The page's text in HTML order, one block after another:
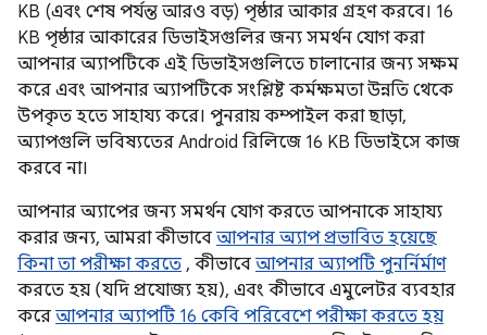
KB (এবং শেষ পর্যন্ত আরও বড়) পৃষ্ঠার আকার গ্রহণ করবে। 16
KB পৃষ্ঠার আকারের ডিভাইসগুলির জন্য সমর্থন যোগ করা
আপনার অ্যাপটিকে এই ডিভাইসগুলিতে চালানোর জন্য সক্ষম
করে এবং আপনার অ্যাপটিকে সংশ্লিষ্ট কর্মক্ষমতা উন্নতি থেকে
উপকৃত হতে সাহায্য করে। পুনরায় কম্পাইল করা ছাড়া,
অ্যাপগুলি ভবিষ্যতের Android রিলিজে 16 KB ডিভাইসে কাজ
করবে না।
আপনার অ্যাপের জন্য সমর্থন যোগ করতে আপনাকে সাহায্য
করার জন্য, আমরা কীভাবে আপনার অ্যাপ প্রভাবিত হয়েছে
কিনা তা পরীক্ষা করতে , কীভাবে আপনার অ্যাপটি পুনর্নির্মাণ
করতে হয় (যদি প্রযোজ্য হয়), এবং কীভাবে এমুলেটর ব্যবহার
করে আপনার অ্যাপটি 16 কেবি পরিবেশে পরীক্ষা করতে হয়